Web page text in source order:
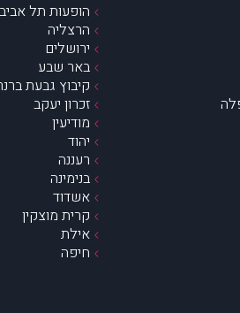
הופעות תל
הרצליה
ירושלים
באר שבע
קיבוץ גבעת
זכרון יעקב
מודיעין
יהוד
רעננה
בנימינה
אשדוד
קרית מוצקין
אילת
חיפה